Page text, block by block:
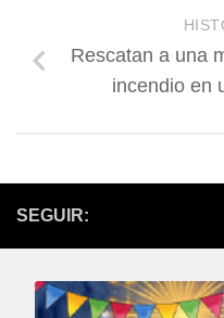
Rescatan a una
incendio en
SEGUIR: